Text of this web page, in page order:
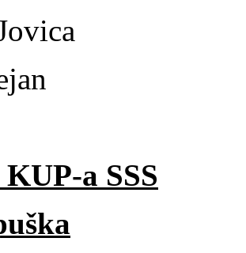
Jovica
Dejan
a SSS